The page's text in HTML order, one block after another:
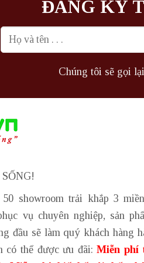
ĐĂNG KÝ
Chúng tôi sẽ gọi
showroom trải khắp 3
vụ chuyên nghiệp, sản
đầu sẽ làm quý khách hàng
có thể được ưu đãi:Miễn phí